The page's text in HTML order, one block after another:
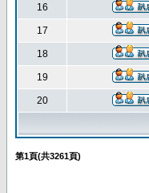
16
17
18
19
20
第1頁(共3261頁)